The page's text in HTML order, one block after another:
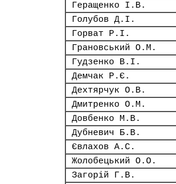
Геращенко І.В.
Голубов Д.І.
Горват Р.І.
Грановський О.М.
Гудзенко В.І.
Демчак Р.Є.
Дехтярчук О.В.
Дмитренко О.М.
Довбенко М.В.
Дубневич Б.В.
Євлахов А.С.
Жолобецький О.О.
Загорій Г.В.